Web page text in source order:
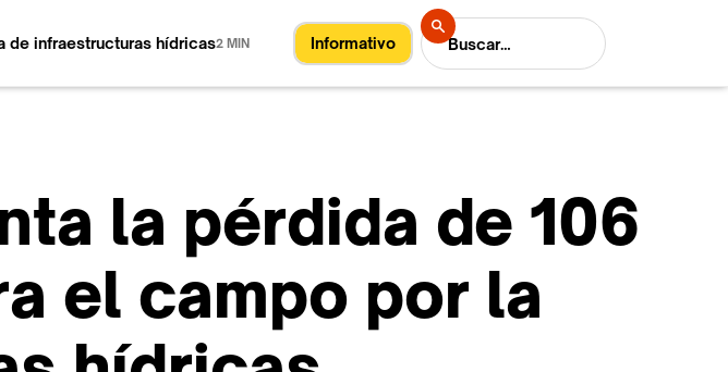
Informativo
de infraestructuras hídricas2 MIN
la pérdida de 106
el campo por la